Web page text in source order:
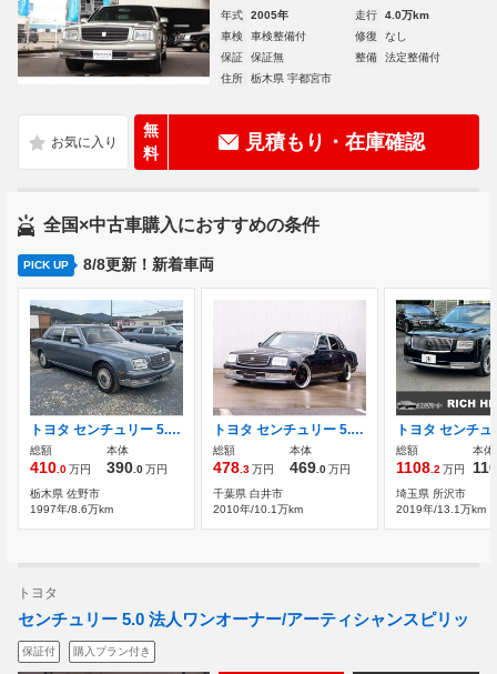
年式 2005年 走行
4.0万km
車検
車検整備付 修復
なし
保証
保証無 整備
法定整備付
住所
栃木県 宇都宮市
無
料
見積もり・在庫確認
全国×中古車購入におすすめの条件
PICK UP 8/8更新！新着車両
トヨタ センチュリー 5.0 デュアルEMVパッケージ装着車
総額
410 .0万円
本体
390 .0万円
栃木県 佐野市
1997年/8.6万km
トヨタ センチュリー 5.0 ジャンクションプロデュース車両 AME20AW
総額
478 .3万円
本体
469 .0万円
千葉県 白井市
2010年/10.1万km
総額
1108 .2 万円
本体
埼玉県 所沢市
2019年/13.1万km
トヨタ
センチュリー 5.0 法人ワンオーナー/アーティシャンスピリッ
保証付 購入プラン付き